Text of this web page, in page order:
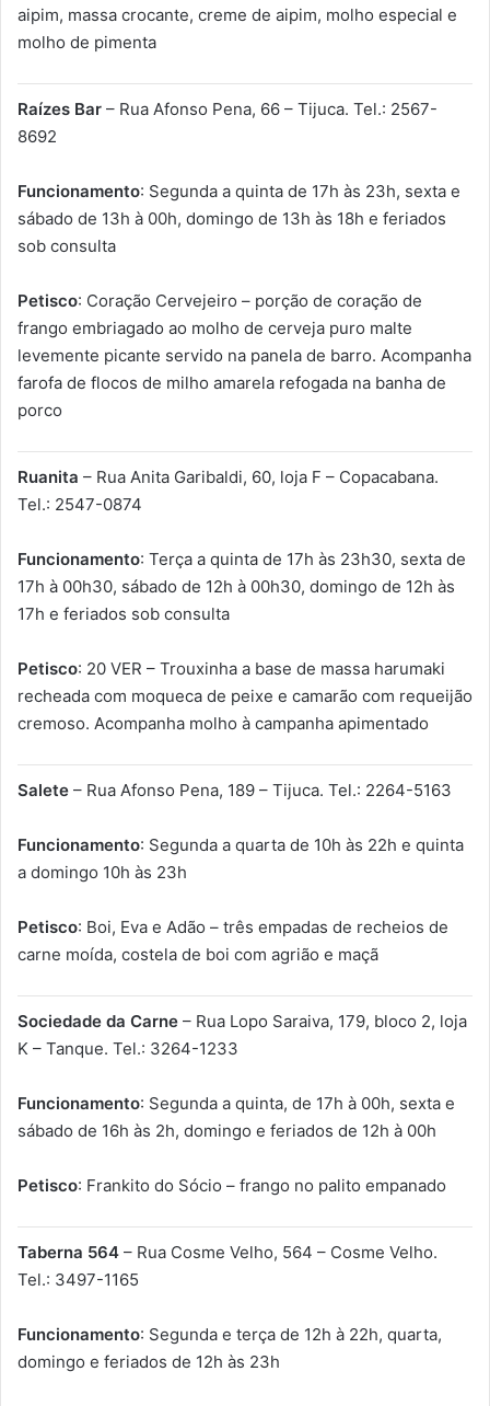
aipim, massa crocante, creme de aipim, molho especial e
molho de pimenta
Raízes Bar – Rua Afonso Pena, 66 – Tijuca. Tel.: 2567-
8692
Funcionamento: Segunda a quinta de 17h às 23h, sexta e
sábado de 13h à 00h, domingo de 13h às 18h e feriados
sob consulta
Petisco: Coração Cervejeiro – porção de coração de
frango embriagado ao molho de cerveja puro malte
levemente picante servido na panela de barro. Acompanha
farofa de flocos de milho amarela refogada na banha de
porco
Ruanita – Rua Anita Garibaldi, 60, loja F – Copacabana.
Tel.: 2547-0874
Funcionamento: Terça a quinta de 17h às 23h30, sexta de
17h à 00h30, sábado de 12h à 00h30, domingo de 12h às
17h e feriados sob consulta
Petisco: 20 VER – Trouxinha a base de massa harumaki
recheada com moqueca de peixe e camarão com requeijão
cremoso. Acompanha molho à campanha apimentado
Salete – Rua Afonso Pena, 189 – Tijuca. Tel.: 2264-5163
Funcionamento: Segunda a quarta de 10h às 22h e quinta
a domingo 10h às 23h
Petisco: Boi, Eva e Adão – três empadas de recheios de
carne moída, costela de boi com agrião e maçã
Sociedade da Carne – Rua Lopo Saraiva, 179, bloco 2, loja
K – Tanque. Tel.: 3264-1233
Funcionamento: Segunda a quinta, de 17h à 00h, sexta e
sábado de 16h às 2h, domingo e feriados de 12h à 00h
Petisco: Frankito do Sócio – frango no palito empanado
Taberna 564 – Rua Cosme Velho, 564 – Cosme Velho.
Tel.: 3497-1165
Funcionamento: Segunda e terça de 12h à 22h, quarta,
domingo e feriados de 12h às 23h